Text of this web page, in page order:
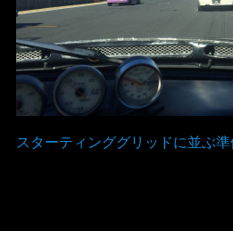
スターティンググリッドに並ぶ